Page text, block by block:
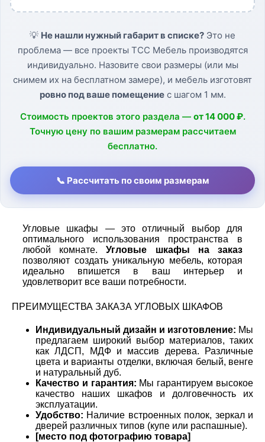
💡 Не нашли нужный габарит в списке? Это не
проблема — все проекты ТСС Мебель производятся
индивидуально. Назовите свои размеры (или мы
снимем их на бесплатном замере), и мебель изготовят
ровно под ваше помещениес шагом 1 мм.
Стоимость проектов этого раздела — от 14 000 ₽.
Точную цену по вашим размерам рассчитаем
бесплатно.
📞 Рассчитать по своим размерам
Угловые шкафы — это отличный выбор для
оптимального использования пространства в
любой комнате.Угловые шкафы на заказ
позволяют создать уникальную мебель, которая
идеально впишется в ваш интерьер и
удовлетворит все ваши потребности.
ПРЕИМУЩЕСТВА ЗАКАЗА УГЛОВЫХ ШКАФОВ
Индивидуальный дизайн и изготовление: Мы
предлагаем широкий выбор материалов, таких
как ЛДСП, МДФ и массив дерева. Различные
цвета и варианты отделки, включая белый, венге
и натуральный дуб.
Качество и гарантия: Мы гарантируем высокое
качество наших шкафов и долговечность их
эксплуатации.
Удобство: Наличие встроенных полок, зеркал и
дверей различных типов (купе или распашные).
[место под фотографию товара]